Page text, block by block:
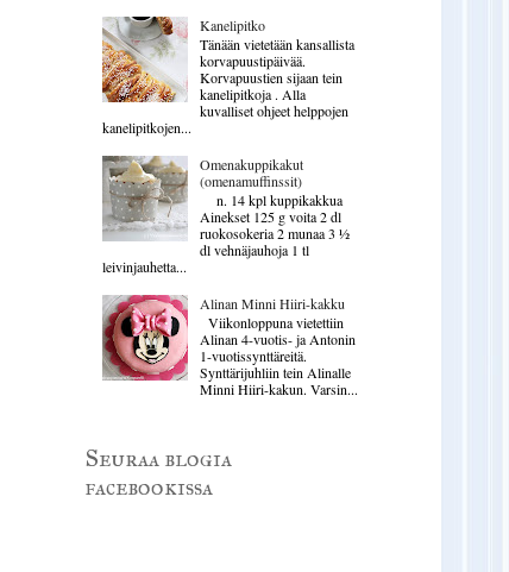
Kanelipitko
Tänään vietetään kansallista
korvapuustipäivää.
Korvapuustien sijaan tein
kanelipitkoja . Alla
kuvalliset ohjeet helppojen
kanelipitkojen...
Omenakuppikakut
(omenamuffinssit)
n. 14 kpl kuppikakkua
Ainekset 125 g voita 2 dl
ruokosokeria 2 munaa 3 ½
dl vehnäjauhoja 1 tl
leivinjauhetta...
Alinan Minni Hiiri-kakku
Viikonloppuna vietettiin
Alinan 4-vuotis- ja Antonin
1-vuotissynttäreitä.
Synttärijuhliin tein Alinalle
Minni Hiiri-kakun. Varsin...
Seuraa blogia
facebookissa